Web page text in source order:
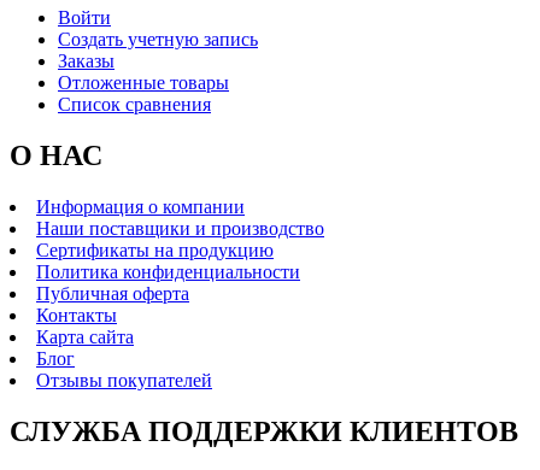
Войти
Создать учетную запись
Заказы
Отложенные товары
Список сравнения
О НАС
Информация о компании
Наши поставщики и производство
Сертификаты на продукцию
Политика конфиденциальности
Публичная оферта
Контакты
Карта сайта
Блог
Отзывы покупателей
СЛУЖБА ПОДДЕРЖКИ КЛИЕНТОВ